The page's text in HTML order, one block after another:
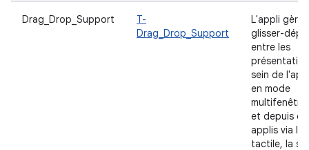
Drag_Drop_Support
T-
Drag_Drop_Support
L'appli gère
glisser-
entre les
sein de
en mode
et depuis
applis via la
tactile, la